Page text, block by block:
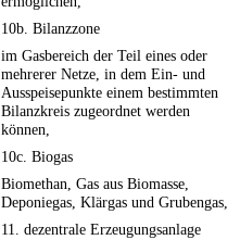
10b. Bilanzzone
im Gasbereich der Teil eines oder
mehrerer Netze, in dem Ein- und
Ausspeisepunkte einem bestimmten
Bilanzkreis zugeordnet werden
können,
10c. Biogas
Biomethan, Gas aus Biomasse,
Deponiegas, Klärgas und Grubengas,
11. dezentrale Erzeugungsanlage